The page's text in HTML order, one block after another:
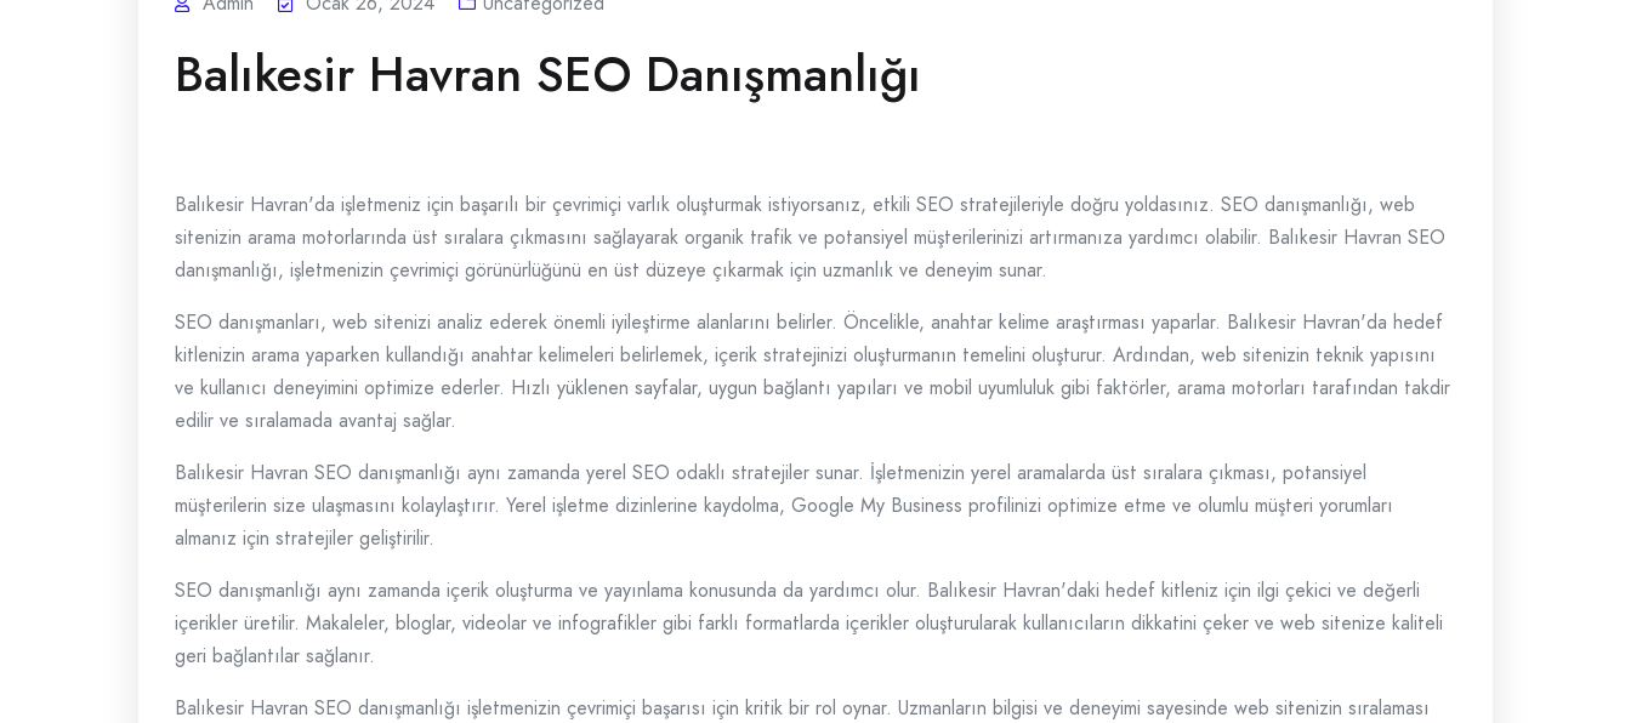
Balıkesir Havran SEO Danışmanlığı
Balıkesir Havran'da işletmeniz için başarılı bir çevrimiçi varlık oluşturmak istiyorsanız, etkili SEO stratejileriyle doğru yoldasınız. SEO danışmanlığı, web
sitenizin arama motorlarında üst sıralara çıkmasını sağlayarak organik trafik ve potansiyel müşterilerinizi artırmanıza yardımcı olabilir. Balıkesir Havran SEO
danışmanlığı, işletmenizin çevrimiçi görünürlüğünü en üst düzeye çıkarmak için uzmanlık ve deneyim sunar.
SEO danışmanları, web sitenizi analiz ederek önemli iyileştirme alanlarını belirler. Öncelikle, anahtar kelime araştırması yaparlar. Balıkesir Havran'da hedef
kitlenizin arama yaparken kullandığı anahtar kelimeleri belirlemek, içerik stratejinizi oluşturmanın temelini oluşturur. Ardından, web sitenizin teknik yapısını
ve kullanıcı deneyimini optimize ederler. Hızlı yüklenen sayfalar, uygun bağlantı yapıları ve mobil uyumluluk gibi faktörler, arama motorları tarafından takdir
edilir ve sıralamada avantaj sağlar.
Balıkesir Havran SEO danışmanlığı aynı zamanda yerel SEO odaklı stratejiler sunar. İşletmenizin yerel aramalarda üst sıralara çıkması, potansiyel
müşterilerin size ulaşmasını kolaylaştırır. Yerel işletme dizinlerine kaydolma, Google My Business profilinizi optimize etme ve olumlu müşteri yorumları
almanız için stratejiler geliştirilir.
SEO danışmanlığı aynı zamanda içerik oluşturma ve yayınlama konusunda da yardımcı olur. Balıkesir Havran'daki hedef kitleniz için ilgi çekici ve değerli
içerikler üretilir. Makaleler, bloglar, videolar ve infografikler gibi farklı formatlarda içerikler oluşturularak kullanıcıların dikkatini çeker ve web sitenize kaliteli
geri bağlantılar sağlanır.
Balıkesir Havran SEO danışmanlığı işletmenizin çevrimiçi başarısı için kritik bir rol oynar. Uzmanların bilgisi ve deneyimi sayesinde web sitenizin sıralaması